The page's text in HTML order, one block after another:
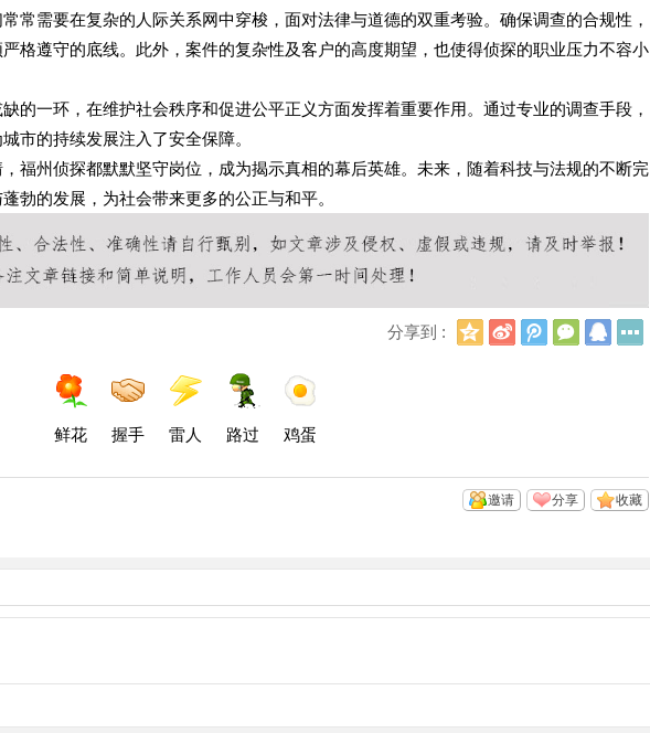
常需要在复杂的人际关系网中穿梭，面对法律与道德的双重考验。确保调查的合规性，
格遵守的底线。此外，案件的复杂性及客户的高度期望，也使得侦探的职业压力不容小
的一环，在维护社会秩序和促进公平正义方面发挥着重要作用。通过专业的调查手段，
市的持续发展注入了安全保障。
福州侦探都默默坚守岗位，成为揭示真相的幕后英雄。未来，随着科技与法规的不断完
勃的发展，为社会带来更多的公正与和平。
分享到 :
Q
新
浪
腾
讯
微
信
Q
鲜花 握手 雷人 路过 鸡蛋
收藏
分享
邀请